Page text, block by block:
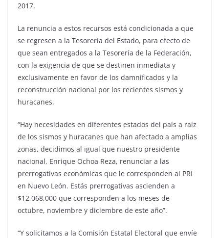
2017.
La renuncia a estos recursos está condicionada a que
se regresen a la Tesorería del Estado, para efecto de
que sean entregados a la Tesorería de la Federación,
con la exigencia de que se destinen inmediata y
exclusivamente en favor de los damnificados y la
reconstrucción nacional por los recientes sismos y
huracanes.
“Hay necesidades en diferentes estados del país a raíz
de los sismos y huracanes que han afectado a amplias
zonas, decidimos al igual que nuestro presidente
nacional, Enrique Ochoa Reza, renunciar a las
prerrogativas económicas que le corresponden al PRI
en Nuevo León. Estás prerrogativas ascienden a
$12,068,000 que corresponden a los meses de
octubre, noviembre y diciembre de este año”.
“Y solicitamos a la Comisión Estatal Electoral que envíe